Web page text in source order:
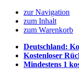
zur Navigation
zum Inhalt
zum Warenkorb
Deutschland:
Kostenloser
Mindestens 1